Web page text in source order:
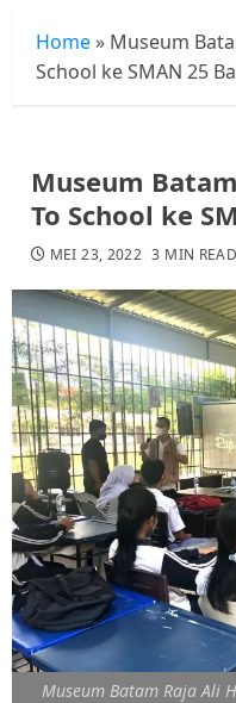
Home » Museum
School ke SMAN 25
Museum
To School ke
MEI 23, 2022 3 MIN READ
Museum Batam Raja Ali